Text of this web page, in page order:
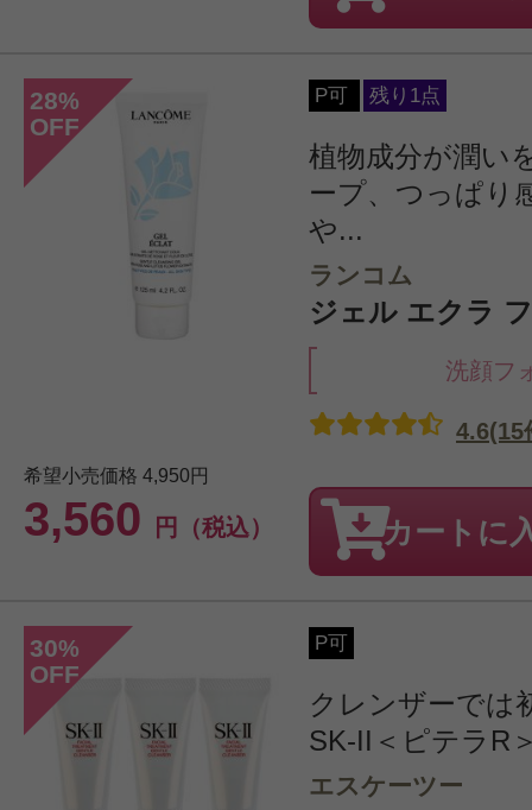
28%
OFF
P可 残り1点
植物成分が潤い
ープ、つっぱり
や...
ランコム
ジェル エクラ
洗顔フ
希望小売価格 4,950円
3,560 円（税込）
4.6(15
カートに
30%
OFF
P可
クレンザーでは
SK-II＜ピテラR
エスケーツー